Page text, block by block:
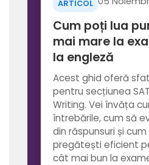
ARTICOL
Cum poți lua
mai mare la
la engleză
Acest ghid oferă
pentru secțiunea
Writing. Vei învăța
întrebările, cum să
din răspunsuri și
pregătești eficient
cât mai bun la